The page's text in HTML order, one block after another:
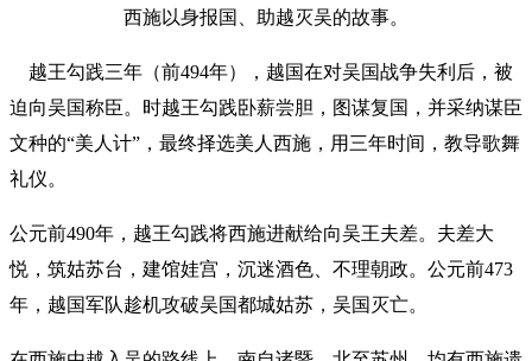
西施以身报国、助越灭吴的故事。
越王勾践三年（前494年），越国在对吴国战争失利后，被
迫向吴国称臣。时越王勾践卧薪尝胆，图谋复国，并采纳谋臣
文种的“美人计”，最终择选美人西施，用三年时间，教导歌舞
礼仪。
公元前490年，越王勾践将西施进献给向吴王夫差。夫差大
悦，筑姑苏台，建馆娃宫，沉迷酒色、不理朝政。公元前473
年，越国军队趁机攻破吴国都城姑苏，吴国灭亡。